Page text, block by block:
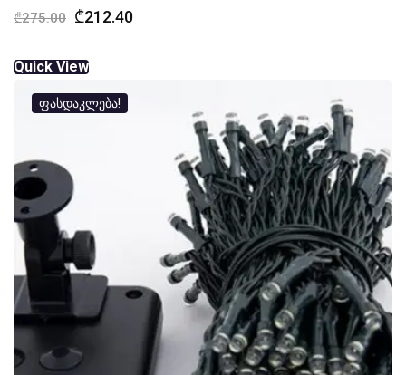
₾275.00 Original
was:
₾275.00.
₾212.40Current
Quick View
ფასდაკლება!